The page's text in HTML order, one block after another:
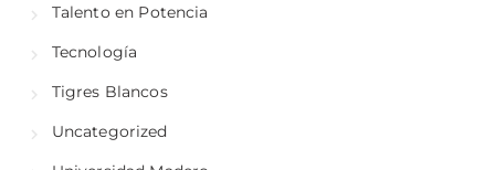
Talento en Potencia
Tecnología
Tigres Blancos
Uncategorized